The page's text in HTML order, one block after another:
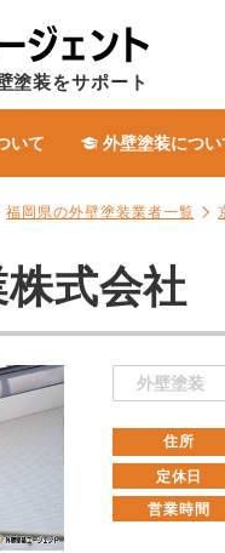
塗装をサポート
いて 外壁塗装につい
福岡県の外壁塗装業者一覧
式会社
外壁塗装
住所
定休日
営業時間